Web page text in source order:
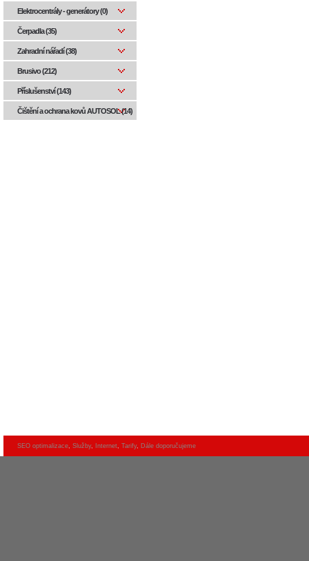
Elektrocentrály - generátory (0)
Čerpadla (35)
Zahradní nářadí (38)
Brusivo (212)
Příslušenství (143)
Čištění a ochrana kovů AUTOSOL (14)
SEO optimalizace, Služby, Internet, Tarify, Dále doporučujeme